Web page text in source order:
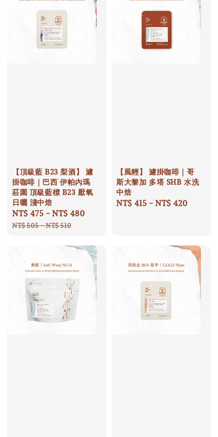
【頂級藍 B23 梨酒】 濾
掛咖啡｜巴西 伊帕內瑪
莊園 頂級藍標 B23 厭氧
日曬 淺中焙
Sale
price
NT$ 475 -NT$ 480
NT$ 505-NT$ 510
【風輕】 濾掛咖啡｜哥
斯大黎加 多塔 SHB 水洗
中焙
Regular
NT$ 415 -NT$ 420